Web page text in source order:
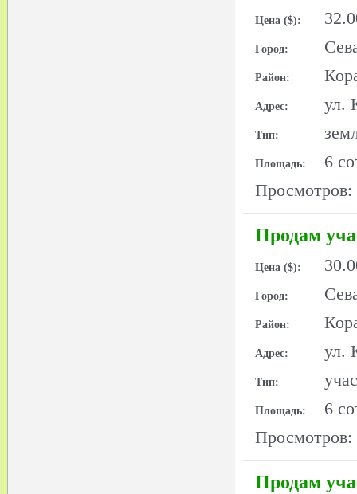
Цена ($):
Город:
Район:
Адрес: ул.
Тип:
Площадь:
6
Просмотров:
Продам
Цена ($):
Город:
Район:
Адрес: ул.
Тип:
Площадь:
6
Просмотров:
Продам